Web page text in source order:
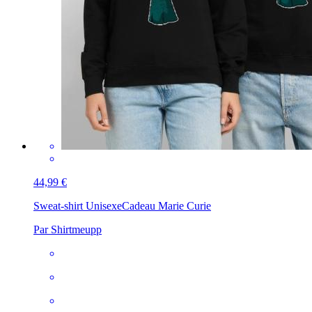
44,99 €
Sweat-shirt UnisexeCadeau Marie Curie
Par Shirtmeupp